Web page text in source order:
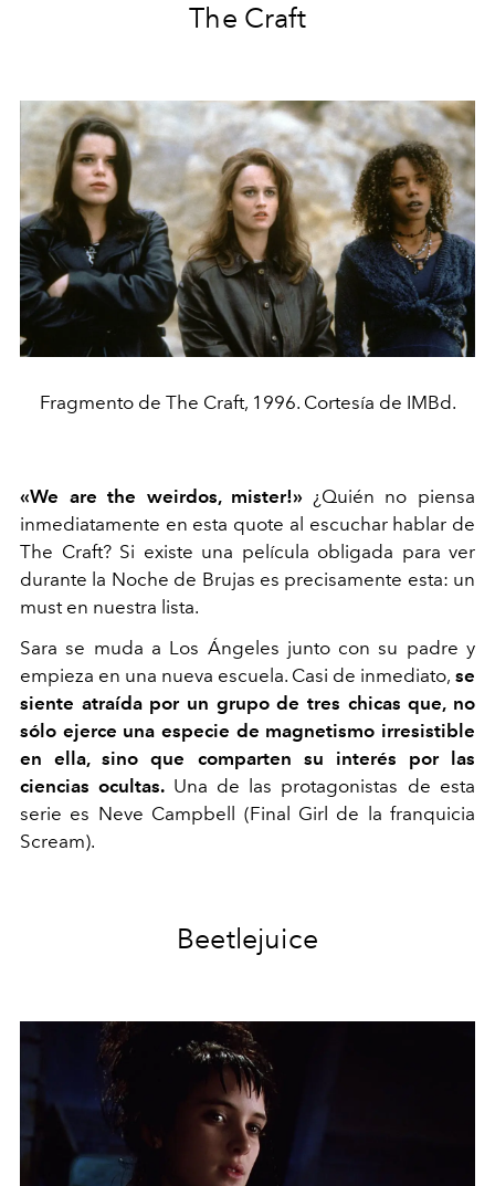
The Craft
Fragmento de The Craft, 1996. Cortesía de IMBd.
«We are the weirdos, mister!» ¿Quién no piensa
inmediatamente en esta quote al escuchar hablar de
The Craft? Si existe una película obligada para ver
durante la Noche de Brujas es precisamente esta: un
must en nuestra lista.
Sara se muda a Los Ángeles junto con su padre y
empieza en una nueva escuela. Casi de inmediato, se
siente atraída por un grupo de tres chicas que, no
sólo ejerce una especie de magnetismo irresistible
en ella, sino que comparten su interés por las
ciencias ocultas. Una de las protagonistas de esta
serie es Neve Campbell (Final Girl de la franquicia
Scream).
Beetlejuice